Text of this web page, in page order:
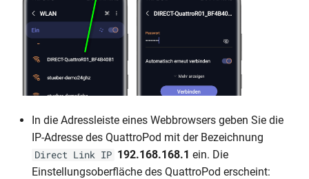
In die Adressleiste eines Webbrowsers geben Sie die
IP-Adresse des QuattroPod mit der Bezeichnung
Direct Link IP 192.168.168.1 ein. Die
Einstellungsoberfläche des QuattroPod erscheint: